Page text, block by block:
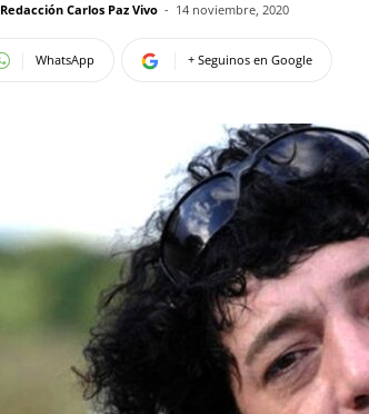
Redacción Carlos Paz Vivo - 14 noviembre, 2020
WhatsApp + Seguinos en Google